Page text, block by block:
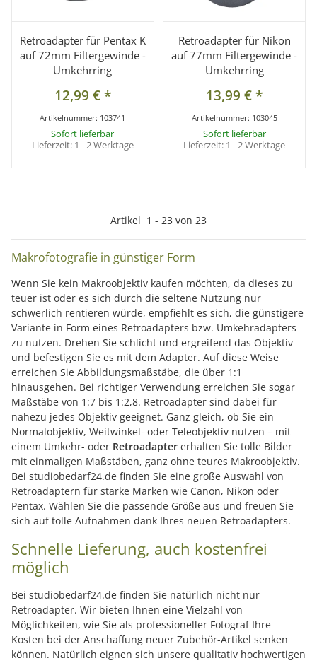
Retroadapter für Pentax K
auf 72mm Filtergewinde -
Umkehrring
12,99 €*
Artikelnummer: 103741
Sofort lieferbar
Lieferzeit: 1 - 2 Werktage
Retroadapter für Nikon
auf 77mm Filtergewinde -
Umkehrring
13,99 €*
Artikelnummer: 103045
Sofort lieferbar
Lieferzeit: 1 - 2 Werktage
Artikel 1 - 23 von 23
Makrofotografie in günstiger Form
Wenn Sie kein Makroobjektiv kaufen möchten, da dieses zu
teuer ist oder es sich durch die seltene Nutzung nur
schwerlich rentieren würde, empfiehlt es sich, die günstigere
Variante in Form eines Retroadapters bzw. Umkehradapters
zu nutzen. Drehen Sie schlicht und ergreifend das Objektiv
und befestigen Sie es mit dem Adapter. Auf diese Weise
erreichen Sie Abbildungsmaßstäbe, die über 1:1
hinausgehen. Bei richtiger Verwendung erreichen Sie sogar
Maßstäbe von 1:7 bis 1:2,8. Retroadapter sind dabei für
nahezu jedes Objektiv geeignet. Ganz gleich, ob Sie ein
Normalobjektiv, Weitwinkel- oder Teleobjektiv nutzen – mit
einem Umkehr- oder Retroadapter erhalten Sie tolle Bilder
mit einmaligen Maßstäben, ganz ohne teures Makroobjektiv.
Bei studiobedarf24.de finden Sie eine große Auswahl von
Retroadaptern für starke Marken wie Canon, Nikon oder
Pentax. Wählen Sie die passende Größe aus und freuen Sie
sich auf tolle Aufnahmen dank Ihres neuen Retroadapters.
Schnelle Lieferung, auch kostenfrei
möglich
Bei studiobedarf24.de finden Sie natürlich nicht nur
Retroadapter. Wir bieten Ihnen eine Vielzahl von
Möglichkeiten, wie Sie als professioneller Fotograf Ihre
Kosten bei der Anschaffung neuer Zubehör-Artikel senken
können. Natürlich eignen sich unsere qualitativ hochwertigen